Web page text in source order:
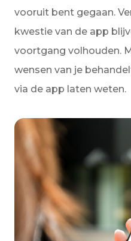
vooruit bent gegaan.
kwestie van de app
voortgang volhouden.
wensen van je
via de app laten weten.